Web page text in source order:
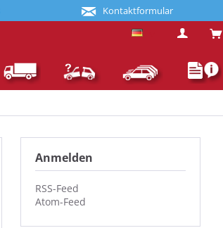
Kontaktformular
Deutsch
Anmelden
RSS-Feed
Atom-Feed